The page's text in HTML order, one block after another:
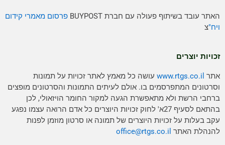
האתר עובד בשיתוף פעולה עם חברת BUYPOST
פרסום מאמרי קידום
ויח"צ
זכויות יוצרים
אתרwww.rtgs.co.ilעושה כל מאמץ לאתר זכויות על תמונות
וסרטונים המתפרסמים בו. אולם לעיתים התמונות והסרטונים מופצים
ברחבי הרשת ולא מתאפשרת הגעה למקור החומר הויזאולי, לכן
בהתאם לסעיף 27א' לחוק זכויות היוצרים כל אדם הרואה עצמו נפגע
עקב בעלות על זכויות היוצרים של תמונה או סרטון מוזמן לפנות
להנהלת האתר
office@rtgs.co.il